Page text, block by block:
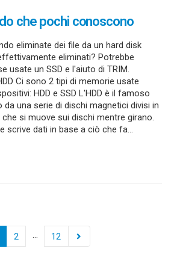
che pochi conoscono
eliminate dei file da un hard disk
eliminati? Potrebbe
usate un SSD e l'aiuto di TRIM.
Ci sono 2 tipi di memorie usate
HDD e SSD L'HDD è il famoso
una serie di dischi magnetici divisi in
si muove sui dischi mentre girano.
scrive dati in base a ciò che fa...
2 … 12